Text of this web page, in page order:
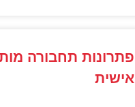
פתרונות תחבורה
אישית